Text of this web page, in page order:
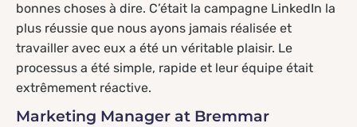
bonnes choses à dire. C’était la campagne LinkedIn la
plus réussie que nous ayons jamais réalisée et
travailler avec eux a été un véritable plaisir. Le
processus a été simple, rapide et leur équipe était
extrêmement réactive.
Marketing Manager at Bremmar